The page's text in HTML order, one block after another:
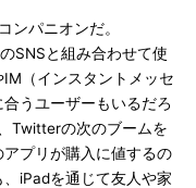
ンパニオンだ。
SNSと組み合わせて使
（インスタントメッセ
うユーザーもいるだろ
Twitterの次のブームを
プリが購入に値するの
iPadを通じて友人や家